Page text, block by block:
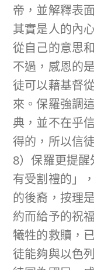
帝，並解釋表
其實是人的內
從自己的意思
不過，感恩的
徒可以藉基督
來。保羅強調
典，並不在乎
得的，所以信
8）保羅更提
有受割禮的」
的後裔，按理
約而給予的祝
犧牲的救贖，
徒能夠與以色